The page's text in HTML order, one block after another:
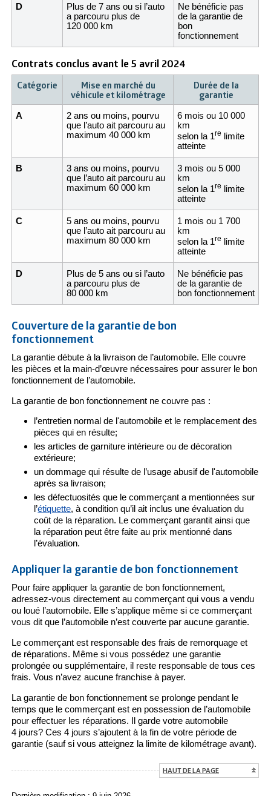
D
Plus de 7 ans ou si l’auto
a parcouru plus de
120 000 km
Ne bénéficie pas
de la garantie de
bon
fonctionnement
Contrats conclus avant le 5 avril 2024
Catégorie
Mise en marché du
véhicule et kilométrage
Durée de la
garantie
A
2 ans ou moins, pourvu
que l’auto ait parcouru au
maximum 40 000 km
6 mois ou 10 000
km
selon la 1re limite
atteinte
B
3 ans ou moins, pourvu
que l’auto ait parcouru au
maximum 60 000 km
3 mois ou 5 000
km
selon la 1re limite
atteinte
C
5 ans ou moins, pourvu
que l’auto ait parcouru au
maximum 80 000 km
1 mois ou 1 700
km
selon la 1re limite
atteinte
D
Plus de 5 ans ou si l’auto
a parcouru plus de
80 000 km
Ne bénéficie pas
de la garantie de
bon fonctionnement
Couverture de la garantie de bon
fonctionnement
La garantie débute à la livraison de l’automobile. Elle couvre
les pièces et la main-d’œuvre nécessaires pour assurer le bon
fonctionnement de l’automobile.
La garantie de bon fonctionnement ne couvre pas :
l’entretien normal de l'automobile et le remplacement des
pièces qui en résulte;
les articles de garniture intérieure ou de décoration
extérieure;
un dommage qui résulte de l’usage abusif de l'automobile
après sa livraison;
les défectuosités que le commerçant a mentionnées sur
l’étiquette, à condition qu’il ait inclus une évaluation du
coût de la réparation. Le commerçant garantit ainsi que
la réparation peut être faite au prix mentionné dans
l’évaluation.
Appliquer la garantie de bon fonctionnement
Pour faire appliquer la garantie de bon fonctionnement,
adressez-vous directement au commerçant qui vous a vendu
ou loué l’automobile. Elle s’applique même si ce commerçant
vous dit que l’automobile n’est couverte par aucune garantie.
Le commerçant est responsable des frais de remorquage et
de réparations. Même si vous possédez une garantie
prolongée ou supplémentaire, il reste responsable de tous ces
frais. Vous n’avez aucune franchise à payer.
La garantie de bon fonctionnement se prolonge pendant le
temps que le commerçant est en possession de l’automobile
pour effectuer les réparations. Il garde votre automobile
4 jours? Ces 4 jours s’ajoutent à la fin de votre période de
garantie (sauf si vous atteignez la limite de kilométrage avant).
HAUT DE LA PAGE